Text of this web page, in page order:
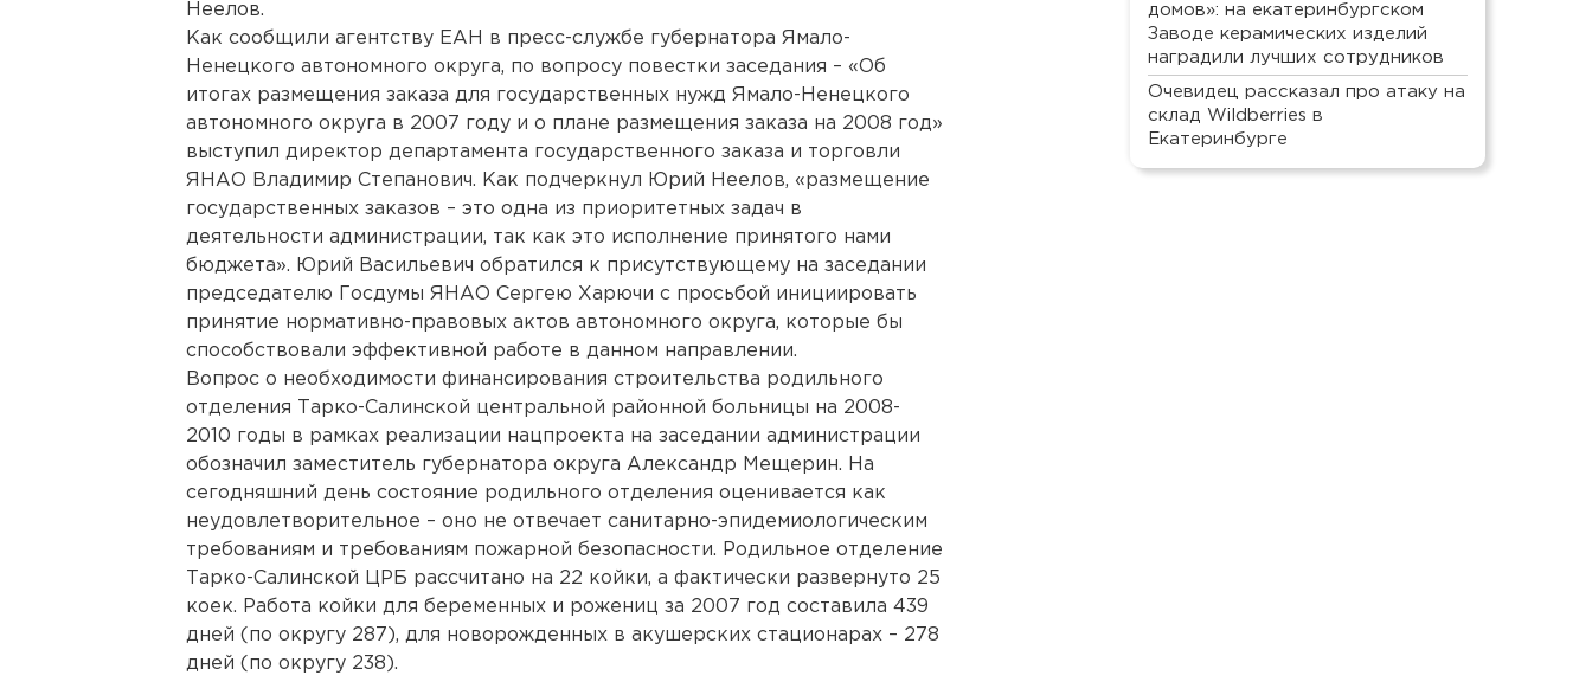
Неелов.
Как сообщили агентству ЕАН в пресс-службе губернатора Ямало-
Ненецкого автономного округа, по вопросу повестки заседания – «Об
итогах размещения заказа для государственных нужд Ямало-Ненецкого
автономного округа в 2007 году и о плане размещения заказа на 2008 год»
выступил директор департамента государственного заказа и торговли
ЯНАО Владимир Степанович. Как подчеркнул Юрий Неелов, «размещение
государственных заказов – это одна из приоритетных задач в
деятельности администрации, так как это исполнение принятого нами
бюджета». Юрий Васильевич обратился к присутствующему на заседании
председателю Госдумы ЯНАО Сергею Харючи с просьбой инициировать
принятие нормативно-правовых актов автономного округа, которые бы
способствовали эффективной работе в данном направлении.
Вопрос о необходимости финансирования строительства родильного
отделения Тарко-Салинской центральной районной больницы на 2008-
2010 годы в рамках реализации нацпроекта на заседании администрации
обозначил заместитель губернатора округа Александр Мещерин. На
сегодняшний день состояние родильного отделения оценивается как
неудовлетворительное – оно не отвечает санитарно-эпидемиологическим
требованиям и требованиям пожарной безопасности. Родильное отделение
Тарко-Салинской ЦРБ рассчитано на 22 койки, а фактически развернуто 25
коек. Работа койки для беременных и рожениц за 2007 год составила 439
дней (по округу 287), для новорожденных в акушерских стационарах – 278
дней (по округу 238).
домов»: на екатеринбургском
Заводе керамических изделий
наградили лучших сотрудников
Очевидец рассказал про атаку на
склад Wildberries в
Екатеринбурге